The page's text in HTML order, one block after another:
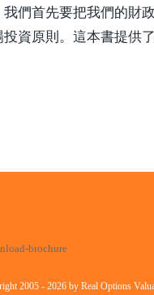
們首先要把我們的財
資原則。這本書提供
2005 - 2026 by Real Options